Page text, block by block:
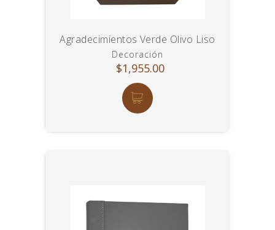
Agradecimientos Verde Olivo Liso
Decoración
$1,955.00